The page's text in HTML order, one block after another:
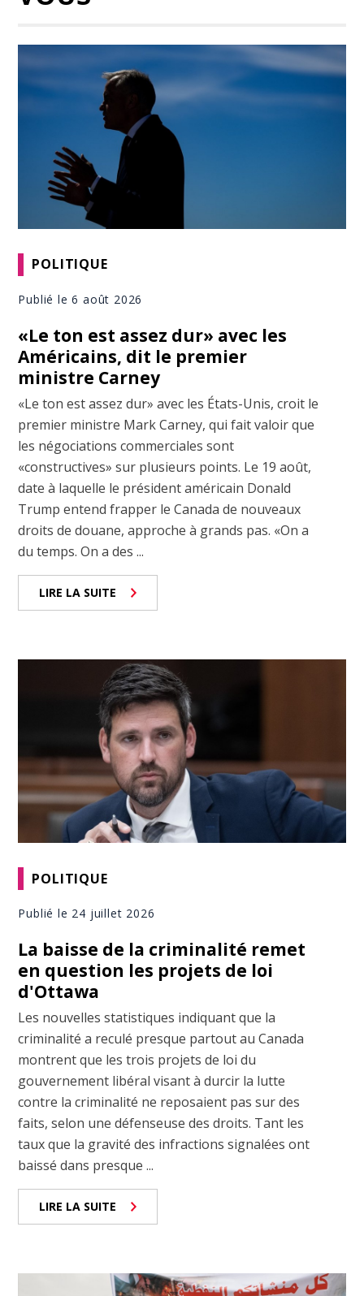
POLITIQUE
Publié le 6 août 2026
«Le ton est assez dur» avec les
Américains, dit le premier
ministre Carney
«Le ton est assez dur» avec les États-Unis, croit le
premier ministre Mark Carney, qui fait valoir que
les négociations commerciales sont
«constructives» sur plusieurs points. Le 19 août,
date à laquelle le président américain Donald
Trump entend frapper le Canada de nouveaux
droits de douane, approche à grands pas. «On a
du temps. On a des ...
LIRE LA SUITE
POLITIQUE
Publié le 24 juillet 2026
La baisse de la criminalité remet
en question les projets de loi
d'Ottawa
Les nouvelles statistiques indiquant que la
criminalité a reculé presque partout au Canada
montrent que les trois projets de loi du
gouvernement libéral visant à durcir la lutte
contre la criminalité ne reposaient pas sur des
faits, selon une défenseuse des droits. Tant les
taux que la gravité des infractions signalées ont
baissé dans presque ...
LIRE LA SUITE